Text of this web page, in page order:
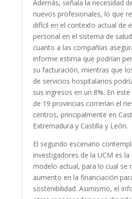
Además, señala la necesidad
nuevos profesionales, lo que
difícil en el contexto actual de
personal en el sistema de
cuanto a las compañías
informe estima que podrían
su facturación, mientras que
de servicios hospitalarios
sus ingresos en un 8%. En
de 19 provincias correrían el
centros, principalmente en
Extremadura y Castilla y León.
El segundo escenario
investigadores de la UCM es
modelo actual, para lo cual se
aumento en la financiación
sostenibilidad. Asimismo, el